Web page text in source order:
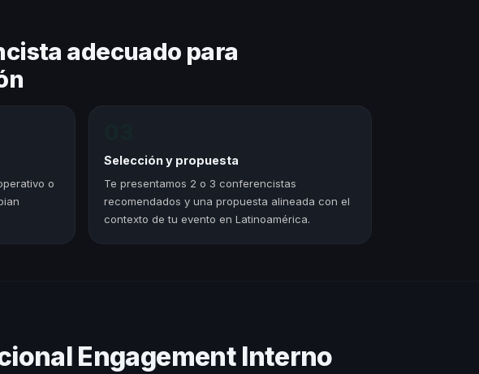
adecuado para
o
Selección y propuesta
Te presentamos 2 o 3 conferencistas
recomendados y una propuesta alineada con el
contexto de tu evento en Latinoamérica.
Engagement Interno